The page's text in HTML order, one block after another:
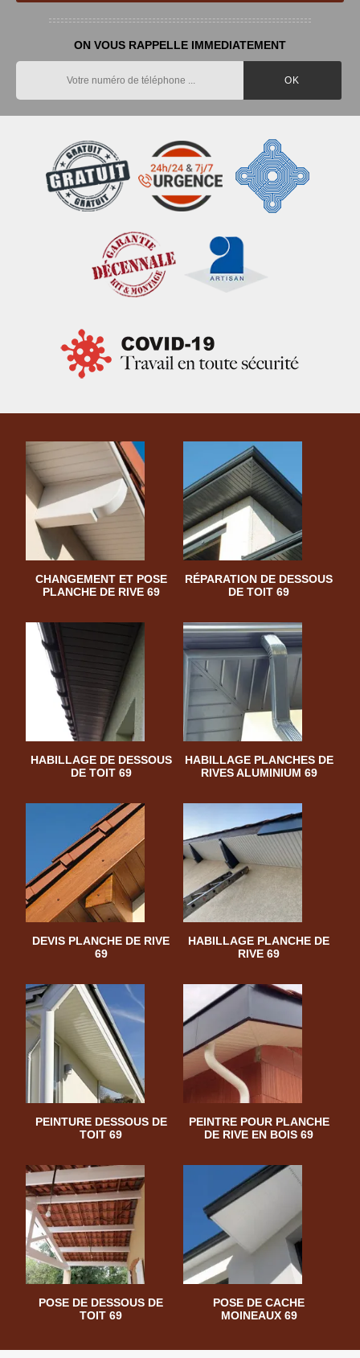
ON VOUS RAPPELLE IMMEDIATEMENT
CHANGEMENT ET POSE
PLANCHE DE RIVE 69
RÉPARATION DE DESSOUS
DE TOIT 69
HABILLAGE DE DESSOUS
DE TOIT 69
HABILLAGE PLANCHES DE
RIVES ALUMINIUM 69
DEVIS PLANCHE DE RIVE
69
HABILLAGE PLANCHE DE
RIVE 69
PEINTURE DESSOUS DE
TOIT 69
PEINTRE POUR PLANCHE
DE RIVE EN BOIS 69
POSE DE DESSOUS DE
TOIT 69
POSE DE CACHE
MOINEAUX 69